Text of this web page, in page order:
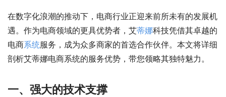
在数字化浪潮的推动下，电商行业正迎来前所未有的发展机
遇。作为电商领域的更具优势者，艾蒂娜科技凭借其卓越的
电商系统服务，成为众多商家的首选合作伙伴。本文将详细
剖析艾蒂娜电商系统的服务优势，带您领略其独特魅力。
一、强大的技术支撑